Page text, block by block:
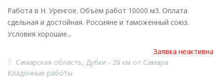
Работа в Н. Уренгое. Объём работ 10000 м3. Оплата
сдельная и достойная. Россияне и таможенный союз.
Условия хорошие...
Заявка неактивна
Самарская область, Дубки - 26 км от Самара
Кладочные работы